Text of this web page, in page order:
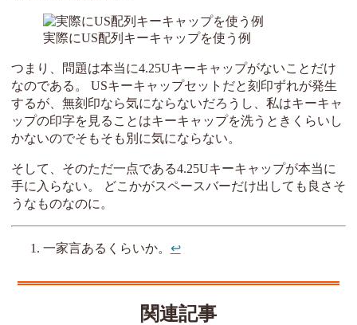
実際にUS配列キーキャップを使う例
つまり、問題は本当に4.25Uキーキャップがないことだけ
なのである。 USキーキャップセットだと刻印ずれが発生
するが、無刻印なら気にならないだろうし、私はキーキャ
ップの印字を見ることはキーキャップを洗うときくらいし
かないのでそもそも別に気にならない。
そして、そのただ一点である4.25Uキーキャップが本当に
手に入らない。 どこかがスペースバーだけ出しても良さそ
うなものなのに。
一家言あるくらいか。 ↩︎
関連記事